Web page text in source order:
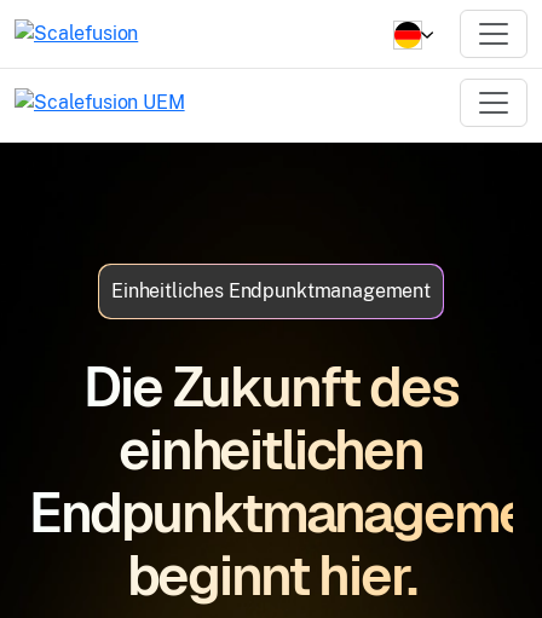
Einheitliches Endpunktmanagement
Die Zukunft des
einheitlichen
beginnt hier.